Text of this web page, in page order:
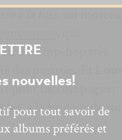
beat hip-hop très
des puristes. Et
l’accompagner
à la hauteur de son
nouvelles!
pour tout savoir de
albums préférés et